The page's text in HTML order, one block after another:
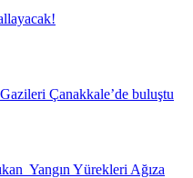
Gazileri Çanakkale’de buluştu
Yangın Yürekleri Ağıza